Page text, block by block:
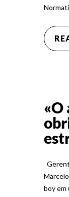
«O
boy em